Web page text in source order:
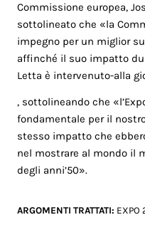
Commissione europea,
sottolineato che «la
impegno per un miglior
affinché il suo impatto
Letta è intervenuto-alla
, sottolineando che
fondamentale per il
stesso impatto che
nel mostrare al mondo il
degli anni’50».
ARGOMENTI TRATTATI: EXPO